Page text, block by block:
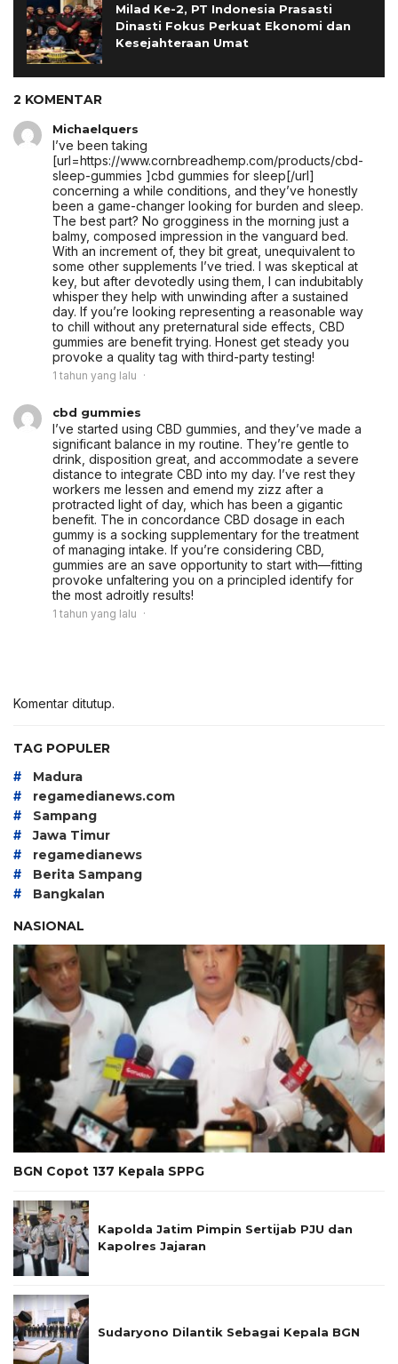
Milad Ke-2, PT Indonesia Prasasti
Dinasti Fokus Perkuat Ekonomi dan
Kesejahteraan Umat
2 KOMENTAR
Michaelquers
I’ve been taking
[url=https://www.cornbreadhemp.com/products/cbd-
sleep-gummies ]cbd gummies for sleep[/url]
concerning a while conditions, and they’ve honestly
been a game-changer looking for burden and sleep.
The best part? No grogginess in the morning just a
balmy, composed impression in the vanguard bed.
With an increment of, they bit great, unequivalent to
some other supplements I’ve tried. I was skeptical at
key, but after devotedly using them, I can indubitably
whisper they help with unwinding after a sustained
day. If you’re looking representing a reasonable way
to chill without any preternatural side effects, CBD
gummies are benefit trying. Honest get steady you
provoke a quality tag with third-party testing!
1 tahun yang lalu
cbd gummies
I’ve started using CBD gummies, and they’ve made a
significant balance in my routine. They’re gentle to
drink, disposition great, and accommodate a severe
distance to integrate CBD into my day. I’ve rest they
workers me lessen and emend my zizz after a
protracted light of day, which has been a gigantic
benefit. The in concordance CBD dosage in each
gummy is a socking supplementary for the treatment
of managing intake. If you’re considering CBD,
gummies are an save opportunity to start with—fitting
provoke unfaltering you on a principled identify for
the most adroitly results!
1 tahun yang lalu
Komentar ditutup.
TAG POPULER
# Madura
# regamedianews.com
# Sampang
# Jawa Timur
# regamedianews
# Berita Sampang
#
Bangkalan
NASIONAL
BGN Copot 137 Kepala SPPG
Kapolda Jatim Pimpin Sertijab PJU dan
Kapolres Jajaran
Sudaryono Dilantik Sebagai Kepala BGN